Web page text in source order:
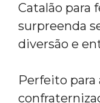
Catalão para
surpreenda
diversão e
Perfeito para